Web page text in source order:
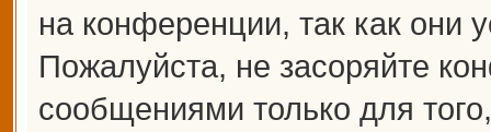
на конференции, так как они
Пожалуйста, не засоряйте
сообщениями только для